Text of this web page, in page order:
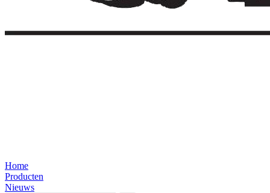
Home
Producten
Nieuws